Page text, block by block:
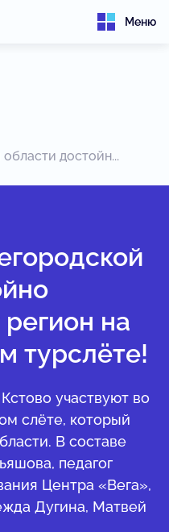
Меню
достойн...
на
турслёте!
участвуют во
слёте, который
В составе
педагог
Центра «Вега»,
Дугина, Матвей